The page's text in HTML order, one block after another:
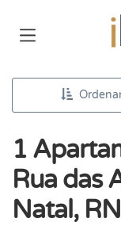
1
Rua das
Natal, RN